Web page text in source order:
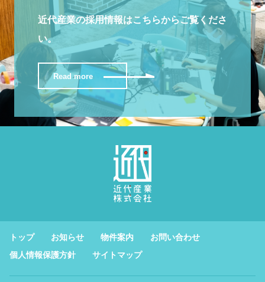
近代産業の採用情報はこちらからご覧くださ
い。
Read more
トップ お知らせ 物件案内
お問い合わせ
個人情報保護方針
サイトマップ